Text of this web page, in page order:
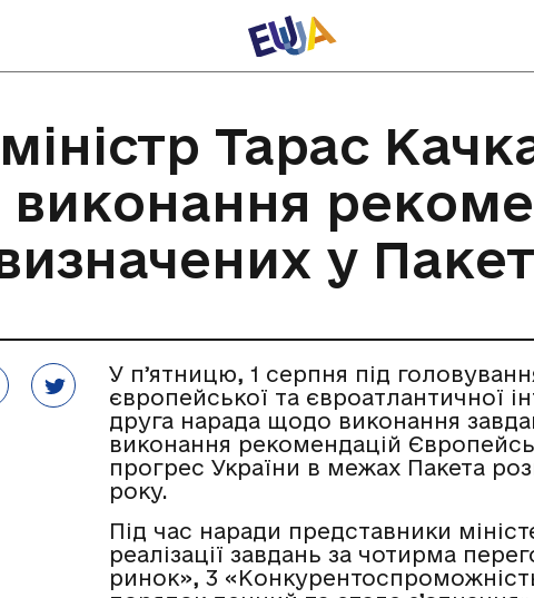
Тарас
у
У пʼятницю, 1 серпня під
європейської та євроатлантичної
друга нарада щодо виконання
виконання рекомендацій
прогрес України в межах Пакета
року.
Під час наради представники
реалізації завдань за чотирма
ринок», 3